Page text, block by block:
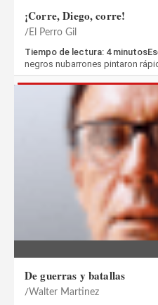
¡Corre, Diego, corre!
El Perro Gil
Tiempo de lectura: 4
negros nubarrones pintaron
De guerras y batallas
Walter Martinez